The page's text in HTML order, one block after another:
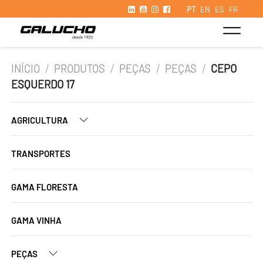
PT EN ES FR
INÍCIO / PRODUTOS / PEÇAS / PEÇAS / CEPO
ESQUERDO 17
AGRICULTURA
TRANSPORTES
GAMA FLORESTA
GAMA VINHA
PEÇAS